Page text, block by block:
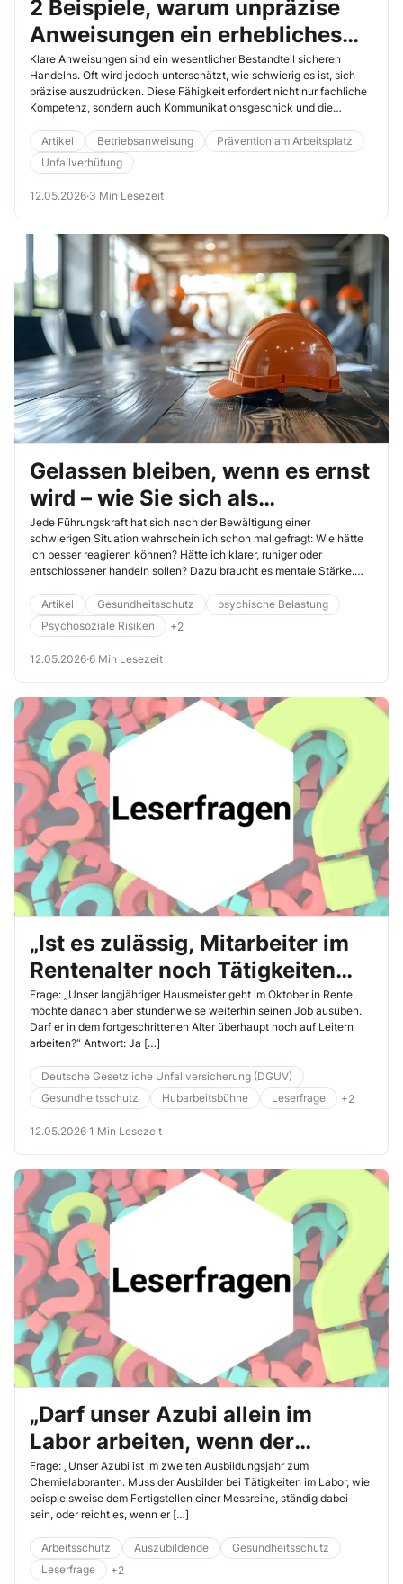
2 Beispiele, warum unpräzise
Anweisungen ein erhebliches
Unfallrisiko darstellen
Klare Anweisungen sind ein wesentlicher Bestandteil sicheren
Handelns. Oft wird jedoch unterschätzt, wie schwierig es ist, sich
präzise auszudrücken. Diese Fähigkeit erfordert nicht nur fachliche
Kompetenz, sondern auch Kommunikationsgeschick und die
Faktoren. Hier erfahren Sie anhand von zwei Unfallbeispielen, was
schieflaufen kann, und erhalten Tipps, worauf es bei klaren und
verständlichen Anweisungen ankommt.
Artikel Betriebsanweisung
Prävention am Arbeitsplatz
Unfallverhütung
12.05.2026·3 Min Lesezeit
Gelassen bleiben, wenn es ernst
wird – wie Sie sich als
Führungskraft mentale Stärke
aneignen
Jede Führungskraft hat sich nach der Bewältigung einer
schwierigen Situation wahrscheinlich schon mal gefragt: Wie hätte
ich besser reagieren können? Hätte ich klarer, ruhiger oder
entschlossener handeln sollen? Dazu braucht es mentale Stärke.
Bündel aus Selbstreflexion, innerer Haltung und Stressregulation.
Hier erfahren Sie anhand eines kleinen Gedankenexperiments, wie
Sie sich mentale Stärke erarbeiten können.
Artikel Gesundheitsschutz
psychische Belastung
Psychosoziale Risiken
+2
12.05.2026·6 Min Lesezeit
„Ist es zulässig, Mitarbeiter im
Rentenalter noch Tätigkeiten
auf Leitern ausführen zu
lassen?“
Frage: „Unser langjähriger Hausmeister geht im Oktober in Rente,
möchte danach aber stundenweise weiterhin seinen Job ausüben.
Darf er in dem fortgeschrittenen Alter überhaupt noch auf Leitern
arbeiten?“ Antwort: Ja […]
Deutsche Gesetzliche Unfallversicherung (DGUV)
Gesundheitsschutz
Hubarbeitsbühne Leserfrage +2
12.05.2026·1 Min Lesezeit
„Darf unser Azubi allein im
Labor arbeiten, wenn der
Ausbilder im Büro nebenan ist?“
Frage: „Unser Azubi ist im zweiten Ausbildungsjahr zum
Chemielaboranten. Muss der Ausbilder bei Tätigkeiten im Labor, wie
beispielsweise dem Fertigstellen einer Messreihe, ständig dabei
sein, oder reicht es, wenn er […]
Arbeitsschutz Auszubildende
Gesundheitsschutz
Leserfrage
+2